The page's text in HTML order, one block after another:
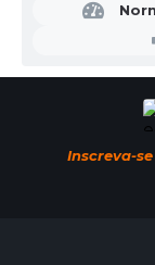
Inscreva-se